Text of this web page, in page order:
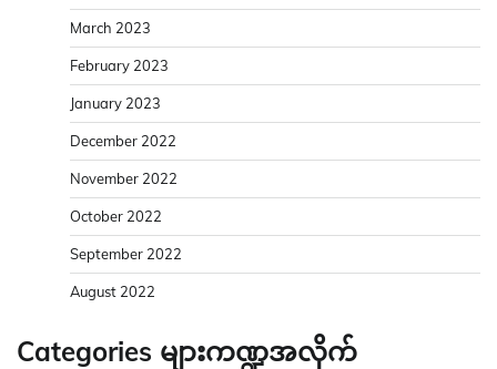
March 2023
February 2023
January 2023
December 2022
November 2022
October 2022
September 2022
August 2022
Categories များကဏ္ဍအလိုက်